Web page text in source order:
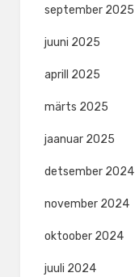
september 2025
juuni 2025
aprill 2025
märts 2025
jaanuar 2025
detsember 2024
november 2024
oktoober 2024
juuli 2024